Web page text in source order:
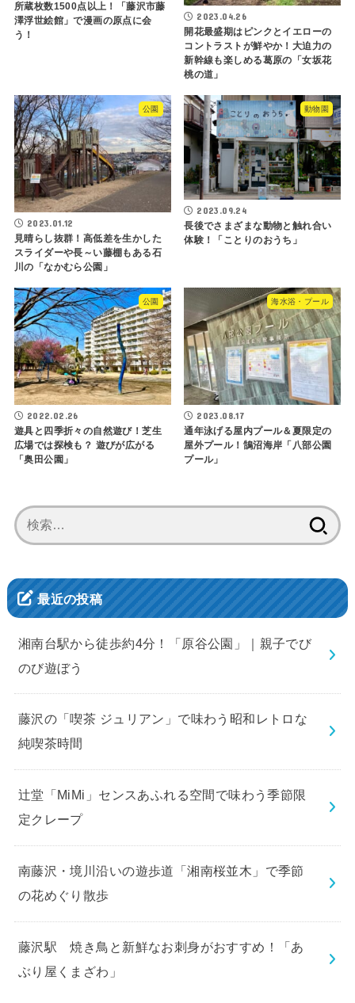
所蔵枚数1500点以上！「藤沢市藤
澤浮世絵館」で漫画の原点に会
う！
2023.04.26
開花最盛期はピンクとイエローの
コントラストが鮮やか！大迫力の
新幹線も楽しめる葛原の「女坂花
桃の道」
公園
2023.01.12
見晴らし抜群！高低差を生かした
スライダーや長～い藤棚もある石
川の「なかむら公園」
動物園
2023.09.24
長後でさまざまな動物と触れ合い
体験！「ことりのおうち」
公園
2022.02.26
遊具と四季折々の自然遊び！芝生
広場では探検も？ 遊びが広がる
「奥田公園」
海水浴・プール
2023.08.17
通年泳げる屋内プール＆夏限定の
屋外プール！鵠沼海岸「八部公園
プール」
索:
最近の投稿
湘南台駅から徒歩約4分！「原谷公園」｜親子でび
のび遊ぼう
藤沢の「喫茶 ジュリアン」で味わう昭和レトロな
純喫茶時間
辻堂「MiMi」センスあふれる空間で味わう季節限
定クレープ
南藤沢・境川沿いの遊歩道「湘南桜並木」で季節
の花めぐり散歩
藤沢駅 焼き鳥と新鮮なお刺身がおすすめ！「あ
ぶり屋くまざわ」